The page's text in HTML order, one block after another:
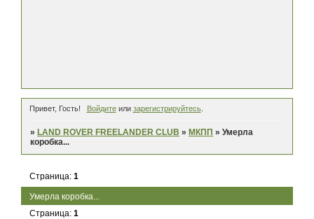
Привет, Гость! Войдитеили зарегистрируйтесь.
» LAND ROVER FREELANDER CLUB » МКПП »Умерла
коробка...
Умерла коробка...
Страница:1
Страница:1